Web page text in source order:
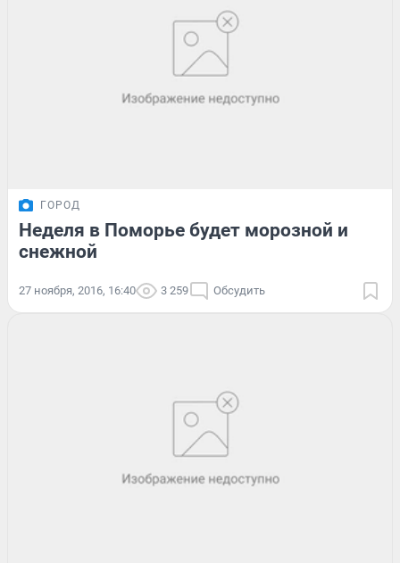
ГОРОД
Неделя в Поморье будет морозной и
снежной
27 ноября, 2016, 16:40 3 259 Обсудить